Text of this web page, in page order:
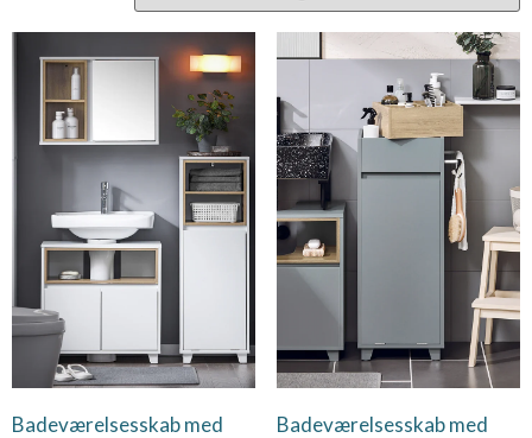
Badeværelsesskab med
Badeværelsesskab med